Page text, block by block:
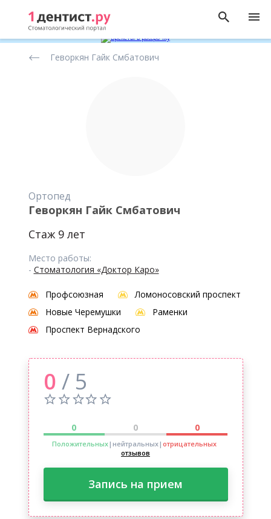
стоматологов
Геворкян Гайк Смбатович
Ортопед
Геворкян Гайк Смбатович
Стаж 9 лет
Место работы:
- Стоматология «Доктор Каро»
Профсоюзная
Ломоносовский проспект
Новые Черемушки
Раменки
Проспект Вернадского
0 / 5
0 0 0
Положительных|нейтральных| отрицательных
отзывов
Запись на прием